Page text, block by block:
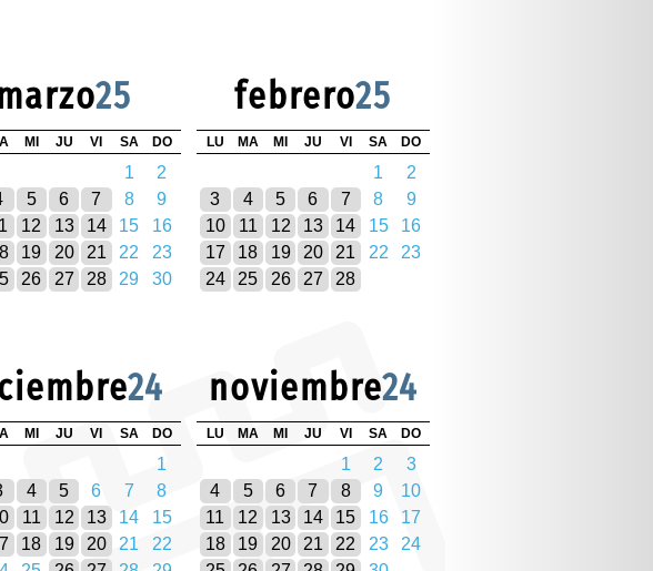
25
MI JU VI SA DO
1
2
5 6 7 8
9
12 13 14 15
16
19 20 21 22
23
26 27 28 29
30
febrero25
LU MA MI JU VI SA DO
1
2
3
4 5 6 7 8
9
10
11 12 13 14 15
16
17
18 19 20 21 22
23
24
25 26 27 28
24
MI JU VI SA DO
1
4 5 6 7
8
11 12 13 14
15
18 19 20 21
22
noviembre24
LU MA MI JU VI SA DO
1 2
3
4
5 6 7 8 9
10
11
12 13 14 15 16
17
18
19 20 21 22 23
24